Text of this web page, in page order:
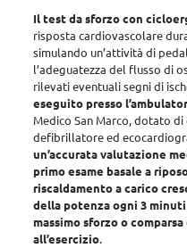
Il test da sforzo con
risposta cardiovascolare
simulando un’attività di
l’adeguatezza del flusso di
rilevati eventuali segni di
eseguito presso
Medico San Marco, dotato
defibrillatore ed
un’accurata valutazione
primo esame basale a
riscaldamento a carico
della potenza ogni 3
massimo sforzo o
all’esercizio.